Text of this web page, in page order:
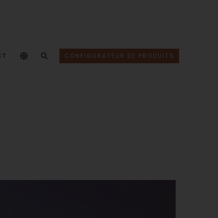
CONFIGURATEUR DE PRODUITS